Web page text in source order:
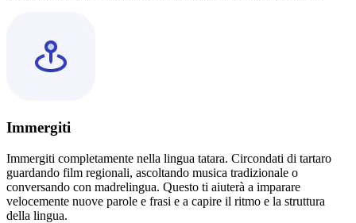
Immergiti
Immergiti completamente nella lingua tatara. Circondati di tartaro
guardando film regionali, ascoltando musica tradizionale o
conversando con madrelingua. Questo ti aiuterà a imparare
velocemente nuove parole e frasi e a capire il ritmo e la struttura
della lingua.